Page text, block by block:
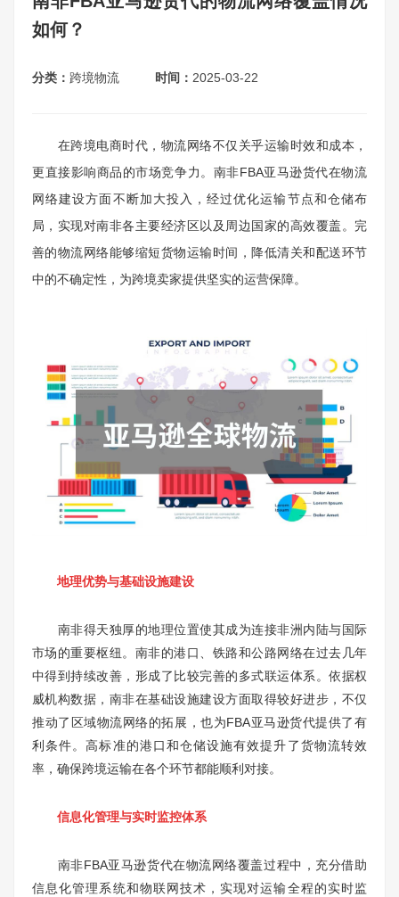
如何？
分类： 跨境物流 时间： 2025-03-22
在跨境电商时代，物流网络不仅关乎运输时效和成本，
更直接影响商品的市场竞争力。南非FBA亚马逊货代在物流
网络建设方面不断加大投入，经过优化运输节点和仓储布
局，实现对南非各主要经济区以及周边国家的高效覆盖。完
善的物流网络能够缩短货物运输时间，降低清关和配送环节
中的不确定性，为跨境卖家提供坚实的运营保障。
地理优势与基础设施建设
南非得天独厚的地理位置使其成为连接非洲内陆与国际
市场的重要枢纽。南非的港口、铁路和公路网络在过去几年
中得到持续改善，形成了比较完善的多式联运体系。依据权
威机构数据，南非在基础设施建设方面取得较好进步，不仅
推动了区域物流网络的拓展，也为FBA亚马逊货代提供了有
利条件。高标准的港口和仓储设施有效提升了货物流转效
率，确保跨境运输在各个环节都能顺利对接。
信息化管理与实时监控体系
南非FBA亚马逊货代在物流网络覆盖过程中，充分借助
信息化管理系统和物联网技术，实现对运输全程的实时监